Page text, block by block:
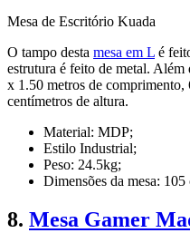
Mesa de Escritório Kuada
O tampo desta mesa em L é
estrutura é feito de metal. Além
x 1.50 metros de
centímetros de altura.
Material: MDP;
Estilo Industrial;
Peso: 24.5kg;
Dimensões da mesa:
8. Mesa Gamer